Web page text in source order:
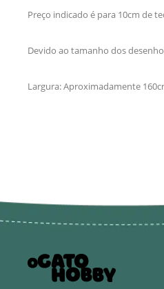
Preço indicado é para 10cm de
Devido ao tamanho dos
Largura: Aproximadamente